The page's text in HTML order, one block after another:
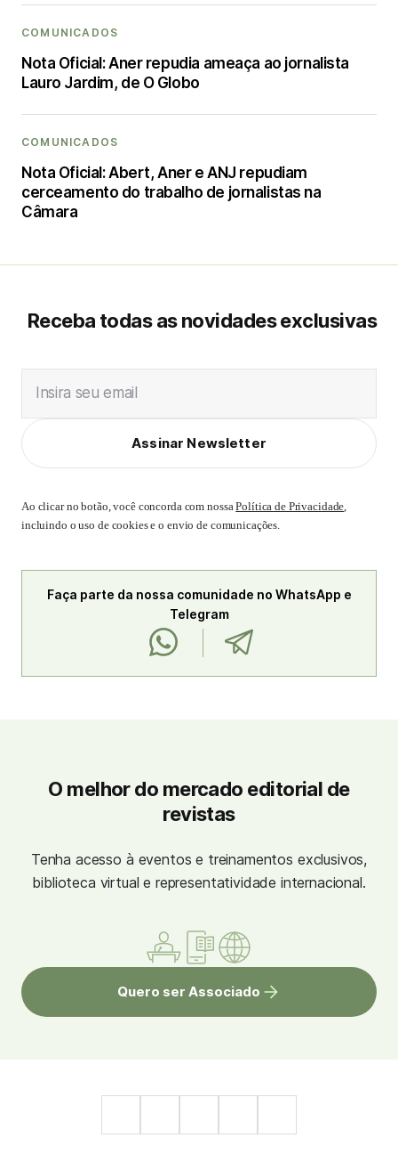
COMUNICADOS
Nota Oficial: Aner repudia ameaça ao jornalista
Lauro Jardim, de O Globo
COMUNICADOS
Nota Oficial: Abert, Aner e ANJ repudiam
cerceamento do trabalho de jornalistas na
Câmara
Receba todas as novidades exclusivas
Insira seu email
Assinar Newsletter
Ao clicar no botão, você concorda com nossaPolítica de Privacidade,
incluindo o uso de cookies e o envio de comunicações.
Faça parte da nossa comunidade no WhatsApp e
Telegram
O melhor do mercado editorial de
revistas
Tenha acesso à eventos e treinamentos exclusivos,
biblioteca virtual e representatividade internacional.
Quero ser Associado